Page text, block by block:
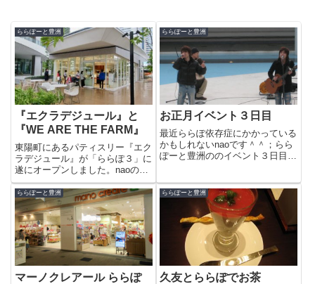
ららぽーと豊洲
『エクラデジュール』と
『WE ARE THE FARM』
東陽町にあるパティスリー『エク
ラデジュール』が「ららぽ３」に
遂にオープンしました。naoの友
人（江東区在住）のおすすめのケ
ーキ屋さんらしく、naoもやはり
気になっていたとのことで生憎の
雨でしたがオープン日に足を運ん
でみました。・・・とその前...
ららぽーと豊洲
お正月イベント３日目
最近ららぽ依存症にかかっている
かもしれないnaoです＾＾；らら
ぽーと豊洲ののイベント３日目、
円）を買うとサインがもらえて、
一緒に撮影が出来るということを
やっていました。思わず...
ららぽーと豊洲
マーノクレアール ららぽ
ららぽーと豊洲
久友とららぽでお茶